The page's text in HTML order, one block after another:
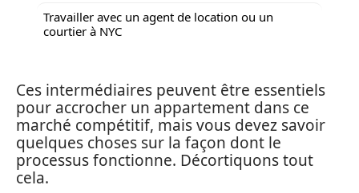
Travailler avec un agent de location ou un
courtier à NYC
Ces intermédiaires peuvent être essentiels
pour accrocher un appartement dans ce
marché compétitif, mais vous devez savoir
quelques choses sur la façon dont le
processus fonctionne. Décortiquons tout
cela.